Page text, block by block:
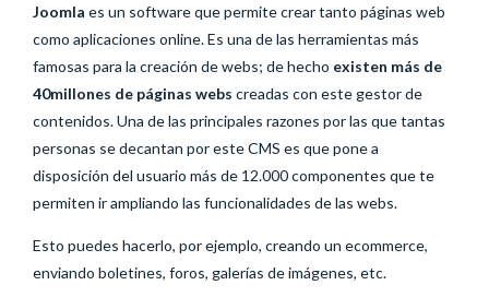
Joomla es un software que permite crear tanto páginas web
como aplicaciones online. Es una de las herramientas más
famosas para la creación de webs; de hecho existen más de
40millones de páginas webs creadas con este gestor de
contenidos. Una de las principales razones por las que tantas
personas se decantan por este CMS es que pone a
disposición del usuario más de 12.000 componentes que te
permiten ir ampliando las funcionalidades de las webs.
Esto puedes hacerlo, por ejemplo, creando un ecommerce,
enviando boletines, foros, galerías de imágenes, etc.